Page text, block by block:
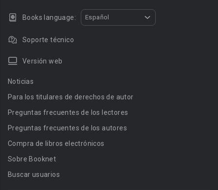
Books language: Español
Soporte técnico
Versión web
Noticias
Para los titulares de derechos de autor
Preguntas frecuentes de los lectores
Preguntas frecuentes de los autores
Compra de libros electrónicos
Sobre Booknet
Buscar usuarios